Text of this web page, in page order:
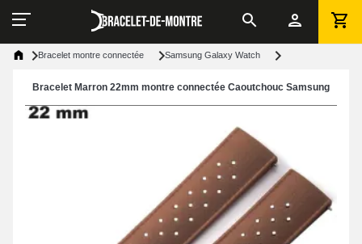
Bracelet montre connectée Samsung Galaxy Watch
Bracelet Marron 22mm montre connectée Caoutchouc Samsung